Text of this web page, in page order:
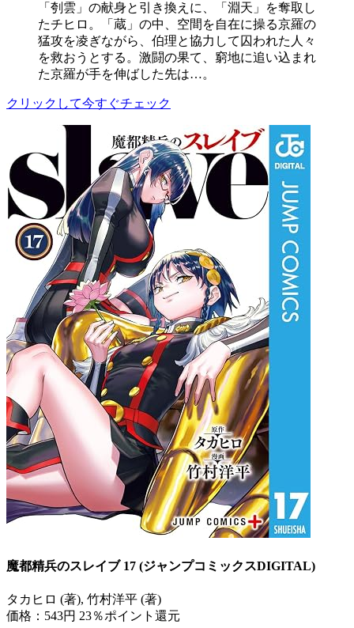
「刳雲」の献身と引き換えに、「淵天」を奪取し
たチヒロ。「蔵」の中、空間を自在に操る京羅の
猛攻を凌ぎながら、伯理と協力して囚われた人々
を救おうとする。激闘の果て、窮地に追い込まれ
た京羅が手を伸ばした先は…。
クリックして今すぐチェック
魔都精兵のスレイブ 17 (ジャンプコミックスDIGITAL)
タカヒロ (著), 竹村洋平 (著)
価格：543円 23％ポイント還元